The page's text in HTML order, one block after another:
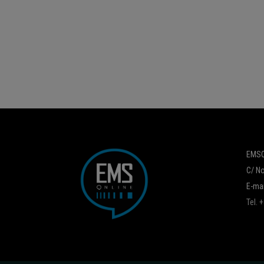
C/
E-
Tel.